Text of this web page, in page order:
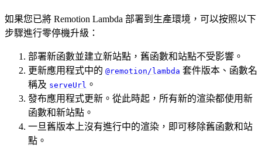
如果您已將 Remotion Lambda 部署到生產環境，可以按照以下
步驟進行零停機升級：
部署新函數並建立新站點，舊函數和站點不受影響。
更新應用程式中的 @remotion/lambda 套件版本、函數名
稱及 serveUrl 。
發布應用程式更新。從此時起，所有新的渲染都使用新
函數和新站點。
一旦舊版本上沒有進行中的渲染，即可移除舊函數和站
點。